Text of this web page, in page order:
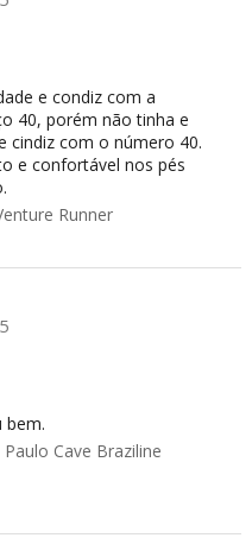
e condiz com a
40, porém não tinha e
cindiz com o número 40.
e confortável nos pés
Runner
bem.
Cave Braziline